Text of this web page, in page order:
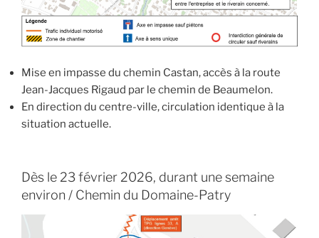
Mise en impasse du chemin Castan, accès à la route
Jean-Jacques Rigaud par le chemin de Beaumelon.
En direction du centre-ville, circulation identique à la
situation actuelle.
Dès le 23 février 2026, durant une semaine
environ / Chemin du Domaine-Patry